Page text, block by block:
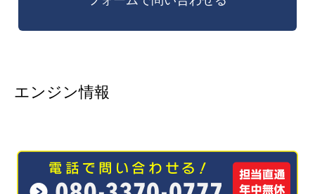
エンジン情報